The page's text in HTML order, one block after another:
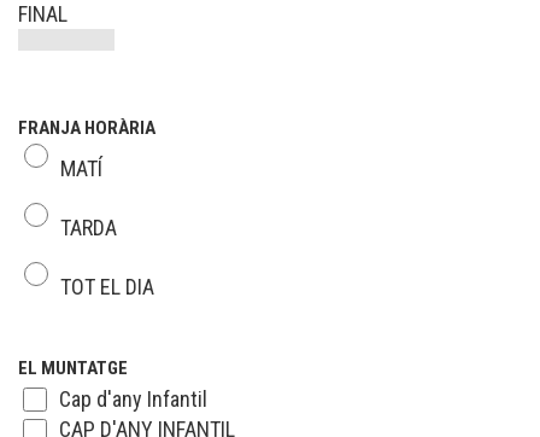
FINAL
FRANJA HORÀRIA
MATÍ
TARDA
TOT EL DIA
EL MUNTATGE
Cap d'any Infantil
CAP D'ANY INFANTIL